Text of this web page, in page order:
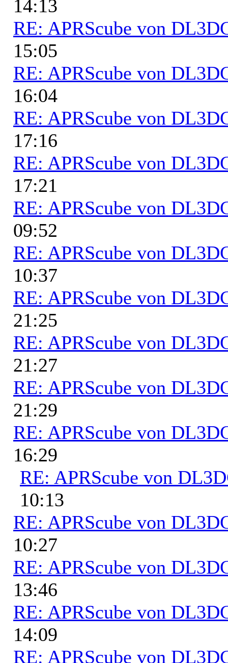
14:13
RE: APRScube von
15:05
RE: APRScube von
16:04
RE: APRScube von
17:16
RE: APRScube von
17:21
RE: APRScube von
09:52
RE: APRScube von
10:37
RE: APRScube von
21:25
RE: APRScube von
21:27
RE: APRScube von
21:29
RE: APRScube von
16:29
RE: APRScube von
10:13
RE: APRScube von
10:27
RE: APRScube von
13:46
RE: APRScube von
14:09
RE: APRScube von